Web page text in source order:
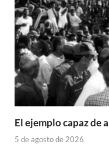
El ejemplo capaz de
5 de agosto de 2026